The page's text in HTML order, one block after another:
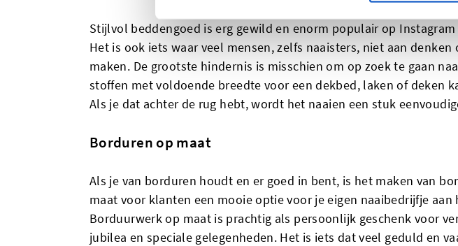
Stijlvol beddengoed is erg gewild en enorm populair op
Het is ook iets waar veel mensen, zelfs naaisters, niet aan denken
maken. De grootste hindernis is misschien om op zoek te gaan
stoffen met voldoende breedte voor een dekbed, laken of deken
Als je dat achter de rug hebt, wordt het naaien een stuk
Borduren op maat
Als je van borduren houdt en er goed in bent, is het maken van
maat voor klanten een mooie optie voor je eigen naaibedrijfje aan
Borduurwerk op maat is prachtig als persoonlijk geschenk voor
jubilea en speciale gelegenheden. Het is iets dat veel geduld en